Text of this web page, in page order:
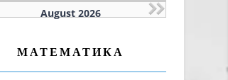
August 2026
МАТЕМАТИКА